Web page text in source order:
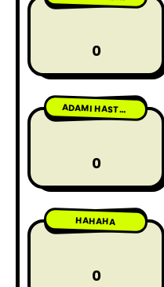
0
ADAMI HASTA ETME
0
HAHAHA
0